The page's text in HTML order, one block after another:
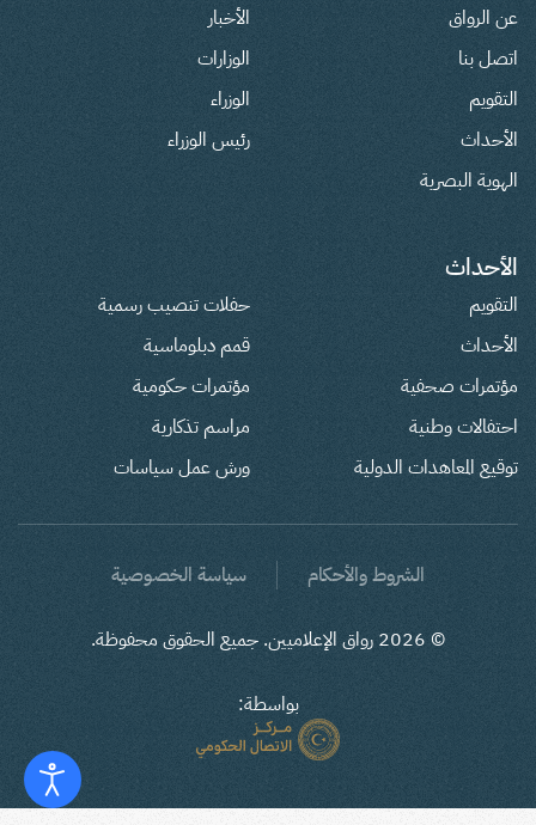
عن الرواق
اتصل بنا
التقويم
الأحداث
الهوية البصرية
الأخبار
الوزارات
الوزراء
رئيس الوزراء
الأحداث
التقويم
الأحداث
مؤتمرات صحفية
احتفالات وطنية
توقيع المعاهدات الدولية
حفلات تنصيب رسمية
قمم دبلوماسية
مؤتمرات حكومية
مراسم تذكارية
ورش عمل سياسات
الشروط والأحكام سياسة الخصوصية
©
2026 رواق الإعلاميين. جميع الحقوق محفوظة.
بواسطة: